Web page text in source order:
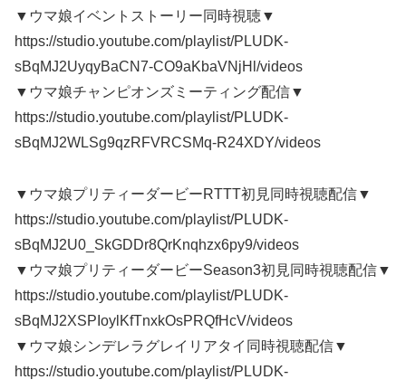
▼ウマ娘イベントストーリー同時視聴▼
https://studio.youtube.com/playlist/PLUDK-
sBqMJ2UyqyBaCN7-CO9aKbaVNjHl/videos
▼ウマ娘チャンピオンズミーティング配信▼
https://studio.youtube.com/playlist/PLUDK-
sBqMJ2WLSg9qzRFVRCSMq-R24XDY/videos
▼ウマ娘プリティーダービーRTTT初見同時視聴配信▼
https://studio.youtube.com/playlist/PLUDK-
sBqMJ2U0_SkGDDr8QrKnqhzx6py9/videos
▼ウマ娘プリティーダービーSeason3初見同時視聴配信▼
https://studio.youtube.com/playlist/PLUDK-
sBqMJ2XSPIoylKfTnxkOsPRQfHcV/videos
▼ウマ娘シンデレラグレイリアタイ同時視聴配信▼
https://studio.youtube.com/playlist/PLUDK-